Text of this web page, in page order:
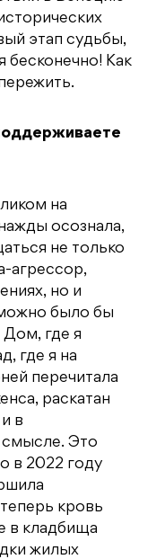
этап судьбы,
бесконечно! Как
на
осознала,
не только
агрессор,
но и
было бы
Дом, где я
где я на
перечитала
раскатан
в
Это
в 2022 году
кровь
в кладбища
жилых